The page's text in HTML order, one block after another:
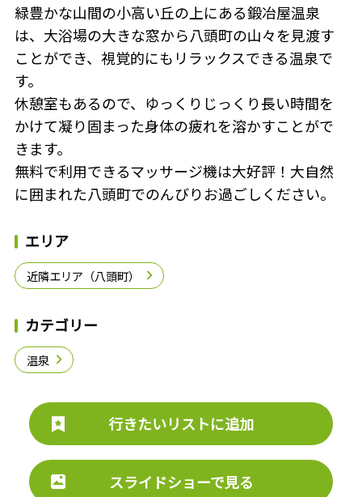
緑豊かな山間の小高い丘の上にある鍛冶屋温泉
は、大浴場の大きな窓から八頭町の山々を見渡す
ことができ、視覚的にもリラックスできる温泉で
す。
休憩室もあるので、ゆっくりじっくり長い時間を
かけて凝り固まった身体の疲れを溶かすことがで
きます。
無料で利用できるマッサージ機は大好評！大自然
に囲まれた八頭町でのんびりお過ごしください。
エリア
近隣エリア（八頭町）
カテゴリー
温泉
行きたいリストに追加
スライドショーで見る